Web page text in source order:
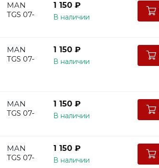
MAN
TGS 07-
1 150 ₽
В наличии
MAN
TGS 07-
1 150 ₽
В наличии
MAN
TGS 07-
1 150 ₽
В наличии
MAN
TGS 07-
1 150 ₽
В наличии